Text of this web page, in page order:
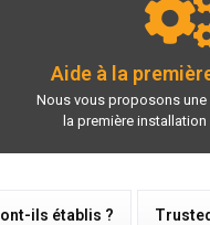
Aide à la
Nous vous proposons
la première installation
ils établis ?